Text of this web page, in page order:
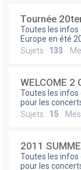
Tournée
Toutes les infos
Europe en été
Sujets : 133
WELCOME 2
Toutes les
pour les
Sujets : 15
2011
Toutes les
pour les